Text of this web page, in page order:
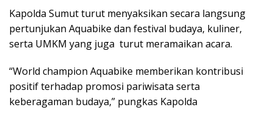
Kapolda Sumut turut menyaksikan secara langsung
pertunjukan Aquabike dan festival budaya, kuliner,
serta UMKM yang juga turut meramaikan acara.
“World champion Aquabike memberikan kontribusi
positif terhadap promosi pariwisata serta
keberagaman budaya,” pungkas Kapolda